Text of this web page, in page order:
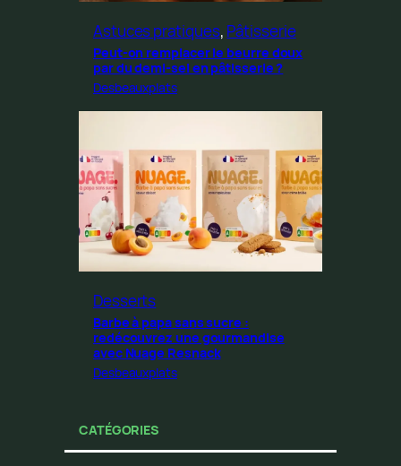
Astuces pratiques, Pâtisserie
Peut-on remplacer le beurre doux
par du demi-sel en pâtisserie ?
Desbeauxplats
Desserts
Barbe à papa sans sucre :
redécouvrez une gourmandise
avec Nuage Resnack
Desbeauxplats
CATÉGORIES